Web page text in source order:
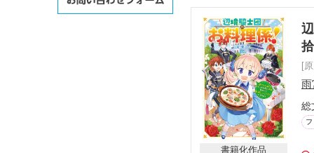
ときとうかなめ
×
副社長秘書に抜擢
橋爪みのり(25)
はしづめみのり
過去のトラウマから『
るものだろう？』とロ
書籍化作品
[
雨
総